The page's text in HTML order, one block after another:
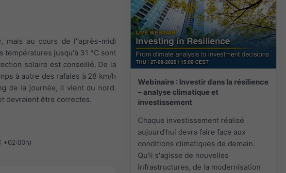
Webinaire : Investir dans la résilience
– analyse climatique et
investissement
Chaque investissement réalisé
aujourd'hui devra faire face aux
conditions climatiques de demain.
Qu'il s'agisse de nouvelles
infrastructures, de la modernisation
mais au cours de l''après-midi
températures jusqu'à 31 °C sont
solaire est conseillé. De la
à autre des rafales à 28 km/h
de la journée, il vient du nord.
devraient être correctes.
+02:00h)